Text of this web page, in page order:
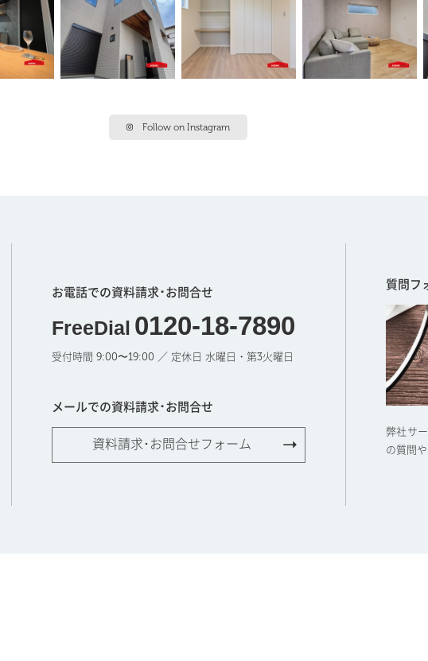
Follow on Instagram
お電話での資料請求･お問合せ
FreeDial 0120-18-7890
受付時間 9:00〜19:00 ／ 定休日 水曜日・第3火曜日
メールでの資料請求･お問合せ
資料請求･お問合せフォーム
質問フ
弊社サ
の質問